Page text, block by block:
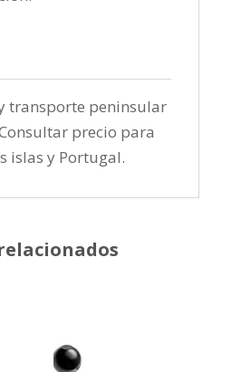
transporte peninsular
precio para
islas y Portugal.